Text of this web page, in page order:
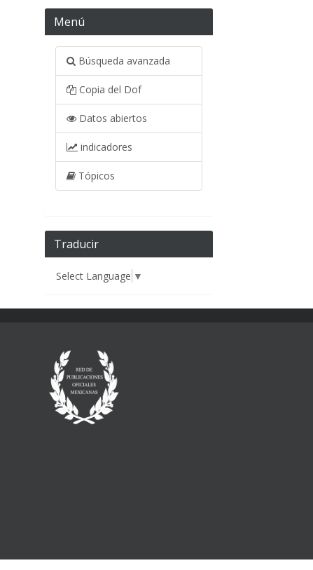
Menú
Búsqueda avanzada
Copia del Dof
Datos abiertos
indicadores
Tópicos
Traducir
Select Language ▼